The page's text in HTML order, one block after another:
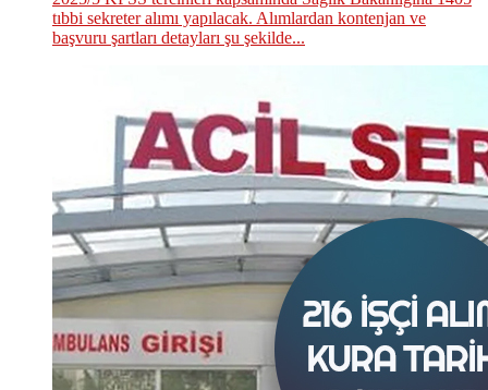
tıbbi sekreter alımı yapılacak. Alımlardan kontenjan ve
başvuru şartları detayları şu şekilde...